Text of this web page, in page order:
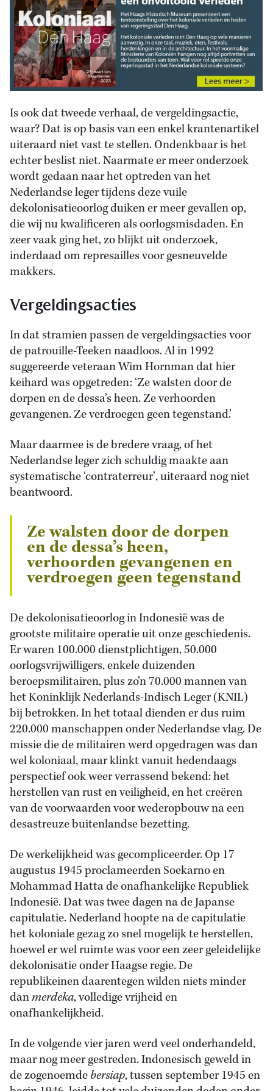
Is ook dat tweede verhaal, de vergeldingsactie,
waar? Dat is op basis van een enkel krantenartikel
uiteraard niet vast te stellen. Ondenkbaar is het
echter beslist niet. Naarmate er meer onderzoek
wordt gedaan naar het optreden van het
Nederlandse leger tijdens deze vuile
dekolonisatieoorlog duiken er meer gevallen op,
die wij nu kwalificeren als oorlogsmisdaden. En
zeer vaak ging het, zo blijkt uit onderzoek,
inderdaad om represailles voor gesneuvelde
makkers.
Vergeldingsacties
In dat stramien passen de vergeldingsacties voor
de patrouille-Teeken naadloos. Al in 1992
suggereerde veteraan Wim Hornman dat hier
keihard was opgetreden: ‘Ze walsten door de
dorpen en de dessa’s heen. Ze verhoorden
gevangenen. Ze verdroegen geen tegenstand.’
Maar daarmee is de bredere vraag, of het
Nederlandse leger zich schuldig maakte aan
systematische ‘contraterreur’, uiteraard nog niet
beantwoord.
Ze walsten door de dorpen
en de dessa’s heen,
verhoorden gevangenen en
verdroegen geen tegenstand
De dekolonisatieoorlog in Indonesië was de
grootste militaire operatie uit onze geschiedenis.
Er waren 100.000 dienstplichtigen, 50.000
oorlogsvrijwilligers, enkele duizenden
beroepsmilitairen, plus zo’n 70.000 mannen van
het Koninklijk Nederlands-Indisch Leger (KNIL)
bij betrokken. In het totaal dienden er dus ruim
220.000 manschappen onder Nederlandse vlag. De
missie die de militairen werd opgedragen was dan
wel koloniaal, maar klinkt vanuit hedendaags
perspectief ook weer verrassend bekend: het
herstellen van rust en veiligheid, en het creëren
van de voorwaarden voor wederopbouw na een
desastreuze buitenlandse bezetting.
De werkelijkheid was gecompliceerder. Op 17
augustus 1945 proclameerden Soekarno en
Mohammad Hatta de onafhankelijke Republiek
Indonesië. Dat was twee dagen na de Japanse
capitulatie. Nederland hoopte na de capitulatie
het koloniale gezag zo snel mogelijk te herstellen,
hoewel er wel ruimte was voor een zeer geleidelijke
dekolonisatie onder Haagse regie. De
republikeinen daarentegen wilden niets minder
danmerdeka, volledige vrijheid en
onafhankelijkheid.
In de volgende vier jaren werd veel onderhandeld,
maar nog meer gestreden. Indonesisch geweld in
de zogenoemdebersiap, tussen september 1945 en